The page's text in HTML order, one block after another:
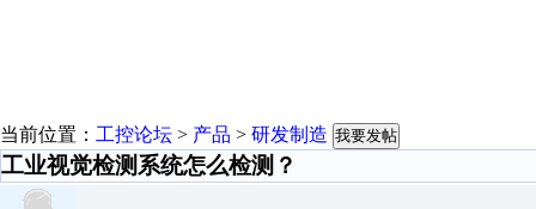
当前位置： 工控论坛 > 产品 > 研发制造 我要发帖
工业视觉检测系统怎么检测？